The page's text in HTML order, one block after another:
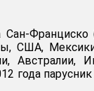
Сан-
США,
Австралии,
года